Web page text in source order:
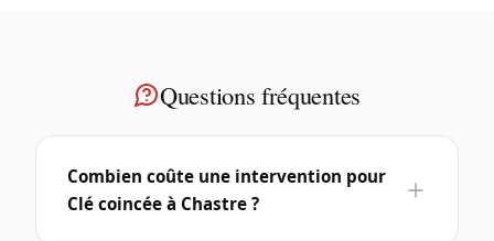
Questions fréquentes
Combien coûte une intervention pour
Clé coincée à Chastre ?